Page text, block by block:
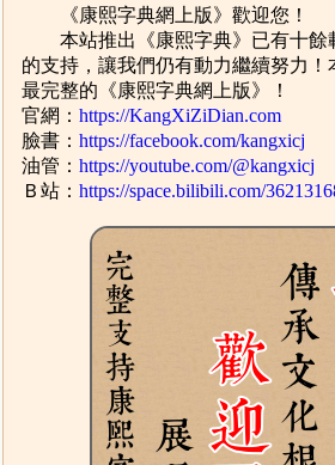
《康熙字典網上版》歡迎您！
本站推出《康熙字典》已有十餘
的支持，讓我們仍有動力繼續努力
最完整的《康熙字典網上版》！
官網：https://KangXiZiDian.com
臉書：https://facebook.com/kangxicj
油管：https://youtube.com/@kangxicj
Ｂ站：https://space.bilibili.com/